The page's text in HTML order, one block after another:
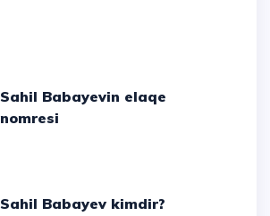
Sahil Babayevin elaqe
nomresi
Sahil Babayev kimdir?